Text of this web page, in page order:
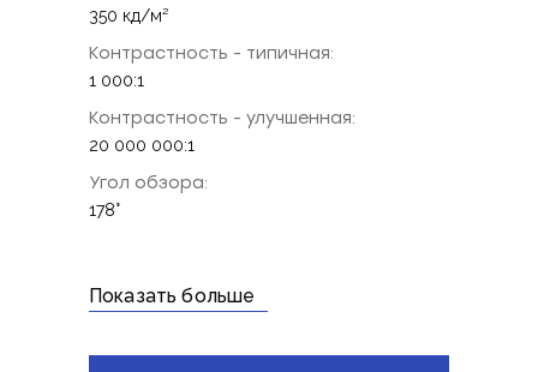
350 кд/м²
Контрастность - типичная:
1 000:1
Контрастность - улучшенная:
20 000 000:1
Угол обзора:
178°
Показать больше